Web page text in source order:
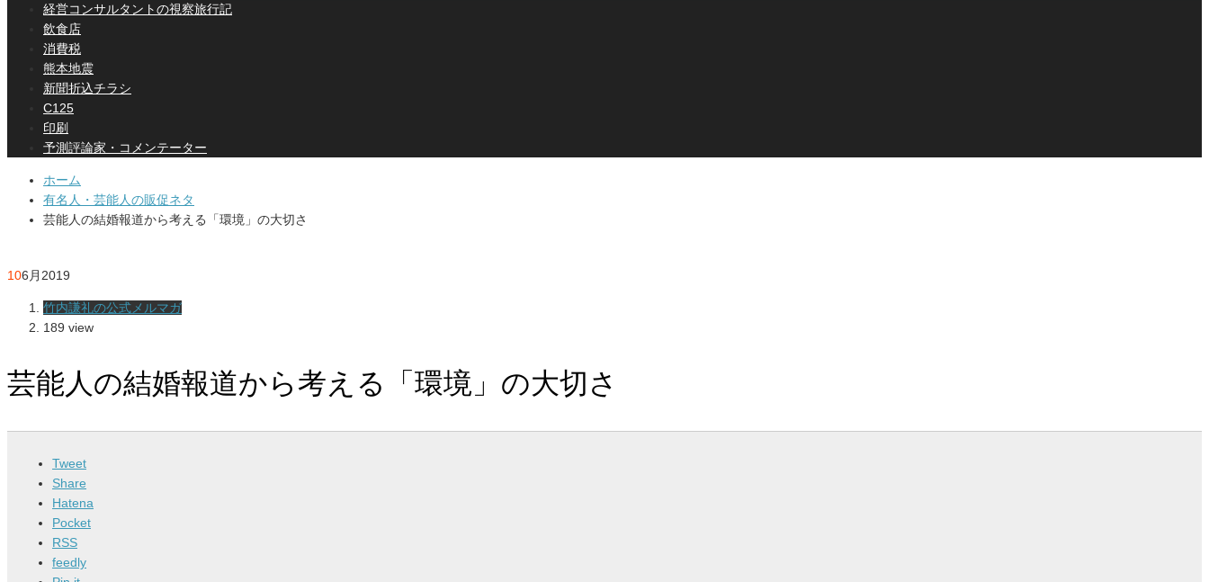
経営コンサルタントの視察旅行記
飲食店
消費税
熊本地震
新聞折込チラシ
C125
印刷
予測評論家・コメンテーター
ホーム
有名人・芸能人の販促ネタ
芸能人の結婚報道から考える「環境」の大切さ
106月 2019
竹内謙礼の公式メルマガ
189 view
芸能人の結婚報道から考える「環境」の大切さ
Tweet
Share
Hatena
Pocket
RSS
feedly